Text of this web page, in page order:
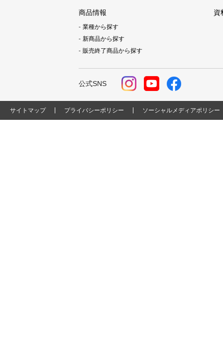
商品情報
業種から探す
新商品から探す
販売終了商品から探す
資
公式SNS
サイトマップ プライバシーポリシー ソーシャルメディアポリシー